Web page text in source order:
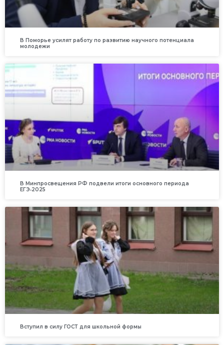
В Поморье усилят работу по развитию научного потенциала
молодежи
В Минпросвещения РФ подвели итоги основного периода
ЕГЭ‑2025
Вступил в силу ГОСТ для школьной формы